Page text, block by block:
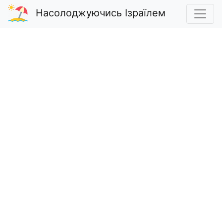
Насолоджуючись Ізраїлем